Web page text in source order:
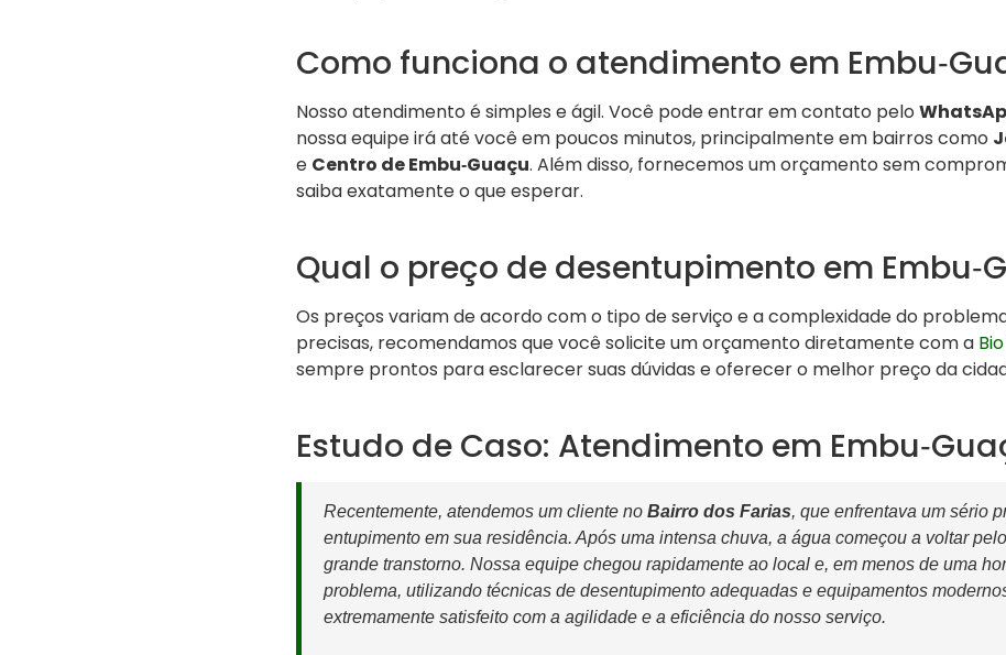
Como funciona o atendimento em
Nosso atendimento é simples e ágil. Você pode entrar em contato pelo
nossa equipe irá até você em poucos minutos, principalmente em bairros como
e Centro de Embu‑Guaçu. Além disso, fornecemos um orçamento sem
saiba exatamente o que esperar.
Qual o preço de desentupimento em
Os preços variam de acordo com o tipo de serviço e a complexidade do
precisas, recomendamos que você solicite um orçamento diretamente com a
sempre prontos para esclarecer suas dúvidas e oferecer o melhor preço da
Estudo de Caso: Atendimento em
Recentemente, atendemos um cliente no Bairro dos Farias, que enfrentava um sério
entupimento em sua residência. Após uma intensa chuva, a água começou a voltar
grande transtorno. Nossa equipe chegou rapidamente ao local e, em menos de uma
problema, utilizando técnicas de desentupimento adequadas e equipamentos
extremamente satisfeito com a agilidade e a eficiência do nosso serviço.